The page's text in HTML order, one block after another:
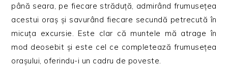
până seara, pe fiecare străduță, admirând frumusețea
acestui oraș și savurând fiecare secundă petrecută în
micuța excursie. Este clar că muntele mă atrage în
mod deosebit și este cel ce completează frumusețea
orașului, oferindu-i un cadru de poveste.